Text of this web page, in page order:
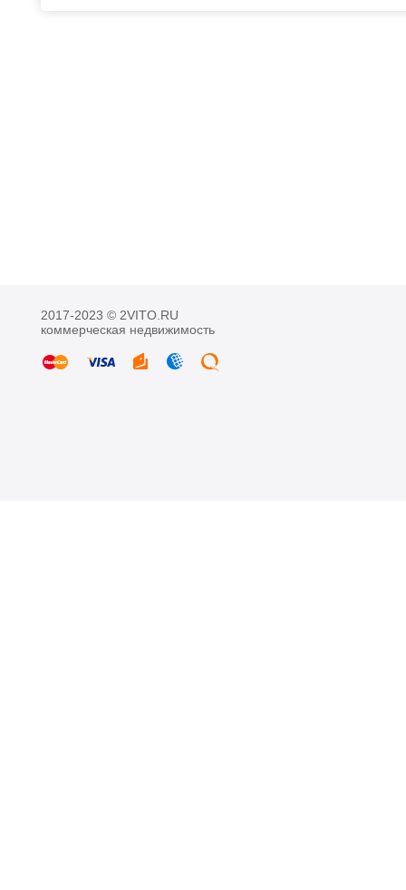
2017-2023 © 2VITO.RU
коммерческая недвижимость